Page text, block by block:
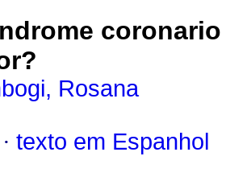
Rosana
· texto em Espanhol